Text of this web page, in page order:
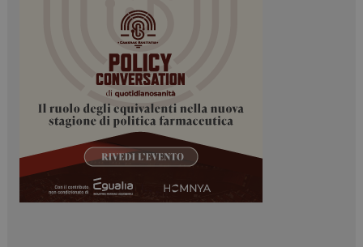
Necessari
I cookie necessari contribuiscono a rendere fruibile il
sito web abilitandone funzionalità di base quali la
navigazione sulle pagine e l'accesso alle aree
protette del sito. Il sito web non è in grado di
funzionare correttamente senza questi cookie.
NOME
FORNITORE / DOMINIO